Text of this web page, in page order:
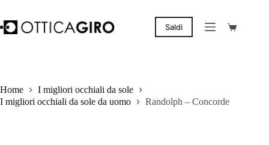
contenuto
Saldi Carrello
Home
I migliori occhiali da sole
I migliori occhiali da sole da uomo
Randolph – Concorde